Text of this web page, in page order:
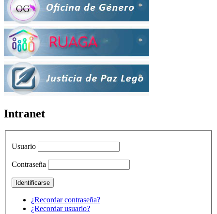
Intranet
Usuario
Contraseña
¿Recordar contraseña?
¿Recordar usuario?